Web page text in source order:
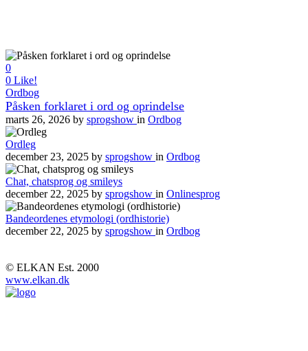
0
0 Like!
Ordbog
Påsken forklaret i ord og oprindelse
marts 26, 2026 by sprogshow in Ordbog
Ordleg
december 23, 2025 by sprogshow in Ordbog
Chat, chatsprog og smileys
december 22, 2025 by sprogshow in Onlinesprog
Bandeordenes etymologi (ordhistorie)
december 22, 2025 by sprogshow in Ordbog
© ELKAN Est. 2000
www.elkan.dk